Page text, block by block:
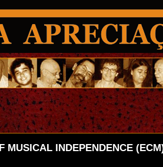
MUSICAL INDEPENDENCE